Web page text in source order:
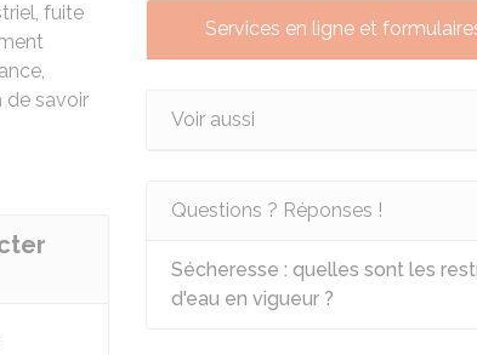
fuite
de savoir
Services en ligne et
Voir aussi
Questions ? Réponses !
Sécheresse : quelles sont les
d'eau en vigueur ?